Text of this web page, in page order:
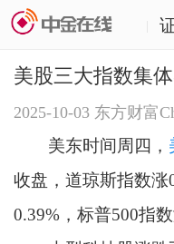
美股三大指数集
2025-10-03 东方财富
美东时间周四，
收盘，道琼斯指数涨
0.39%，标普500指数